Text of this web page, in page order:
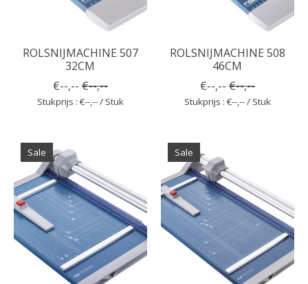
ROLSNIJMACHINE 507
32CM
€--,-- €--,--
Stukprijs : €--,-- / Stuk
ROLSNIJMACHINE 508
46CM
€--,-- €--,--
Stukprijs : €--,-- / Stuk
Sale Sale